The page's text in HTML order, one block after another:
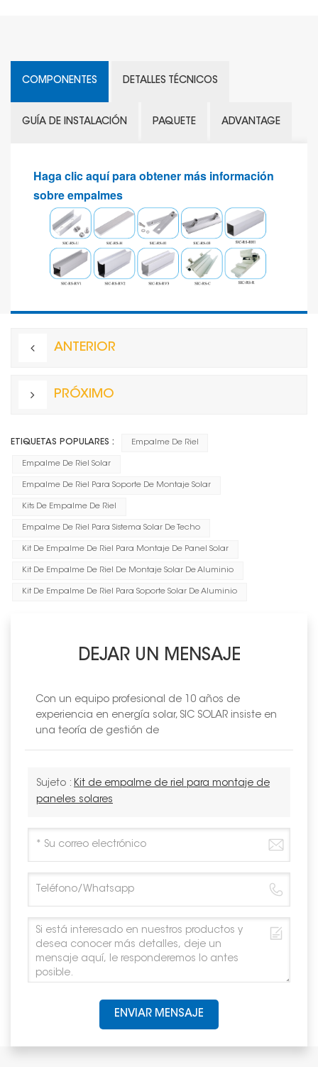
COMPONENTES DETALLES TÉCNICOS
GUÍA DE INSTALACIÓN PAQUETE ADVANTAGE
Haga clic aquí para obtener más información
sobre empalmes
ANTERIOR
PRÓXIMO
ETIQUETAS POPULARES : Empalme De Riel
Empalme De Riel Solar
Empalme De Riel Para Soporte De Montaje Solar
Kits De Empalme De Riel
Empalme De Riel Para Sistema Solar De Techo
Kit De Empalme De Riel Para Montaje De Panel Solar
Kit De Empalme De Riel De Montaje Solar De Aluminio
Kit De Empalme De Riel Para Soporte Solar De Aluminio
DEJAR UN MENSAJE
Con un equipo profesional de 10 años de
experiencia en energía solar, SIC SOLAR insiste en
una teoría de gestión de
Sujeto : Kit de empalme de riel para montaje de
paneles solares
ENVIAR MENSAJE